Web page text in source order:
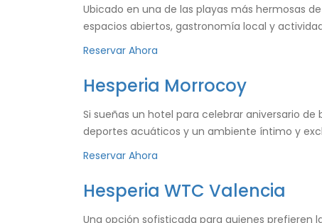
Ubicado en una de las playas más hermosas
espacios abiertos, gastronomía local y
Reservar Ahora
Hesperia Morrocoy
Si sueñas un hotel para celebrar aniversario
deportes acuáticos y un ambiente íntimo y
Reservar Ahora
Hesperia WTC Valencia
Una opción sofisticada para quienes prefieren